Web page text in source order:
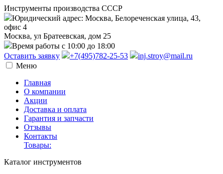
Инструменты производства СССР
Юридический адрес: Москва, Белореченская улица, 43,
офис 4
Москва, ул Братеевская, дом 25
Время работы с 10:00 до 18:00
Оставить заявку
+7(495)782-25-53
inj.stroy@mail.ru
Меню
Главная
О компании
Акции
Доставка и оплата
Гарантия и запчасти
Отзывы
Контакты
Товары:
Каталог инструментов